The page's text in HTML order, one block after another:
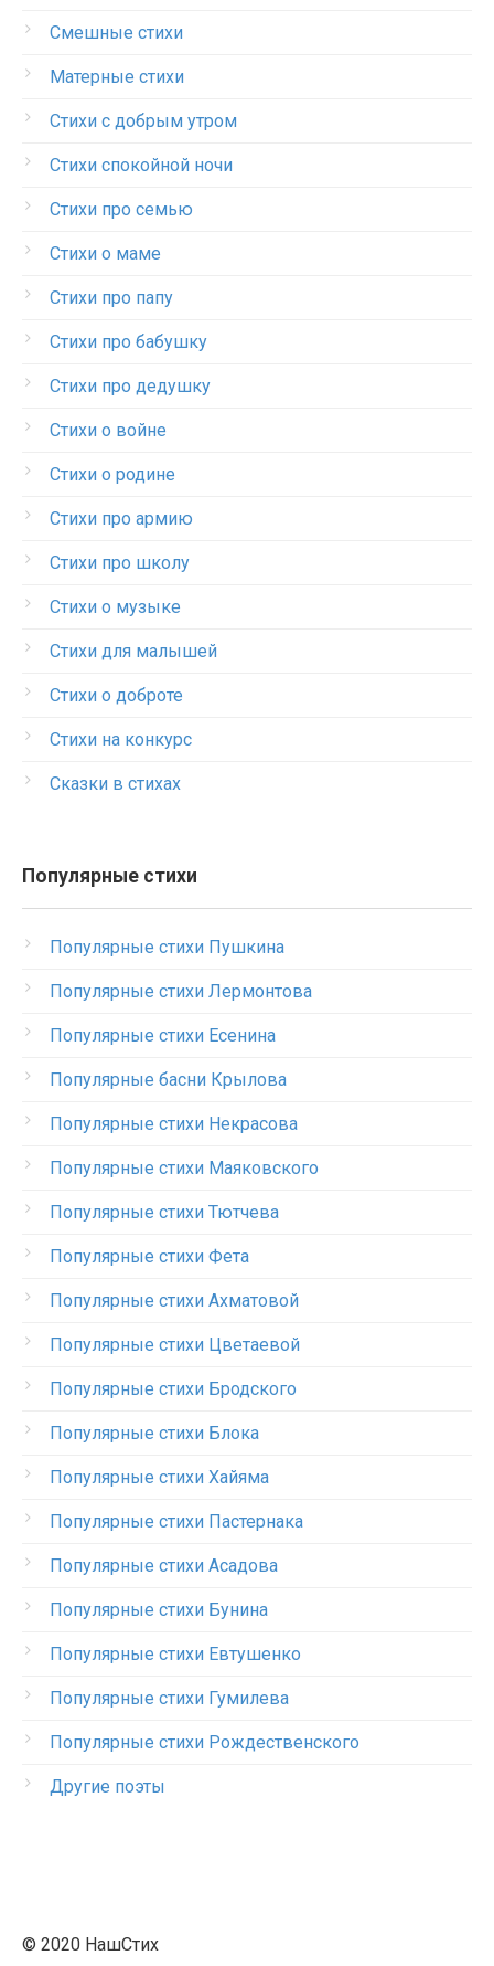
Смешные стихи
Матерные стихи
Стихи с добрым утром
Стихи спокойной ночи
Стихи про семью
Стихи о маме
Стихи про папу
Стихи про бабушку
Стихи про дедушку
Стихи о войне
Стихи о родине
Стихи про армию
Стихи про школу
Стихи о музыке
Стихи для малышей
Стихи о доброте
Стихи на конкурс
Сказки в стихах
Популярные стихи
Популярные стихи Пушкина
Популярные стихи Лермонтова
Популярные стихи Есенина
Популярные басни Крылова
Популярные стихи Некрасова
Популярные стихи Маяковского
Популярные стихи Тютчева
Популярные стихи Фета
Популярные стихи Ахматовой
Популярные стихи Цветаевой
Популярные стихи Бродского
Популярные стихи Блока
Популярные стихи Хайяма
Популярные стихи Пастернака
Популярные стихи Асадова
Популярные стихи Бунина
Популярные стихи Евтушенко
Популярные стихи Гумилева
Популярные стихи Рождественского
Другие поэты
© 2020 НашСтих